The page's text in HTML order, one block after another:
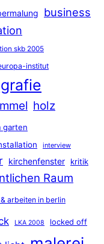
business
skb 2005
institut
holz
garten
interview
kirchenfenster kritik
Raum
arbeiten in berlin
LKA 2008 locked off